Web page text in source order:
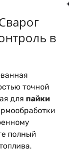
в
точной
для пайки
полный